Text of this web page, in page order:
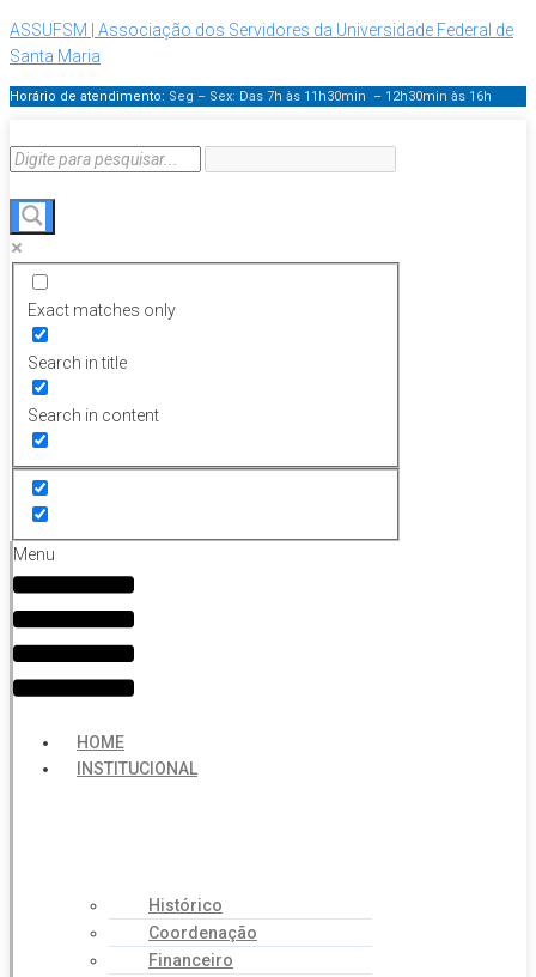
ASSUFSM | Associação dos Servidores da Universidade Federal de
Santa Maria
Horário de atendimento: Seg – Sex: Das 7h às 11h30min – 12h30min às 16h
Exact matches only
Search in title
Search in content
Menu
HOME
INSTITUCIONAL
Histórico
Coordenação
Financeiro